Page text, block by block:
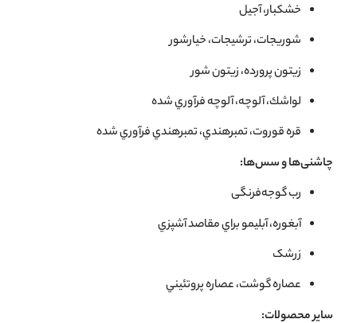
خشكبار، آجيل
شوريجات، ترشيجات، خيارشور
زيتون پرورده، زيتون شور
لواشك، آلوچه، آلوچه فرآوري شده
قره قوروت، تمبرهندي، تمبرهندي فرآوري شده
چاشنی‌ها و سس‌ها:
رب گوجه‌فرنگی
آبغوره، آبليمو براي مقاصد آشپزي
زرشک
عصاره گوشت، عصاره پروتئيني
سایر محصولات: